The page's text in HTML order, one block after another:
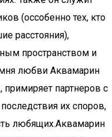
(оссобенно тех, кто
расстояния),
пространством и
любви Аквамарин
партнеров с
их споров,
любящих.Аквамарин